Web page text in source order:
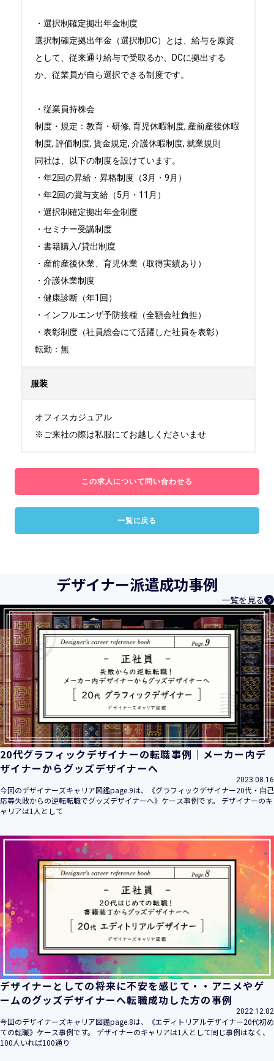
・選択制確定拠出年金制度
選択制確定拠出年金（選択制DC）とは、給与を原資
として、従来通り給与で受取るか、DCに拠出する
か、従業員が自ら選択できる制度です。
・従業員持株会
制度・規定：教育・研修, 育児休暇制度, 産前産後休暇
制度, 評価制度, 賃金規定, 介護休暇制度, 就業規則
同社は、以下の制度を設けています。
・年2回の昇給・昇格制度（3月・9月）
・年2回の賞与支給（5月・11月）
・選択制確定拠出年金制度
・セミナー受講制度
・書籍購入/貸出制度
・産前産後休業、育児休業（取得実績あり）
・介護休業制度
・健康診断（年1回）
・インフルエンザ予防接種（全額会社負担）
・表彰制度（社員総会にて活躍した社員を表彰）
転勤：無
服装
オフィスカジュアル
※ご来社の際は私服にてお越しくださいませ
この求人について問い合わせる
一覧に戻る
デザイナー派遣成功事例
一覧を見る
20代グラフィックデザイナーの転職事例｜メーカー内デ
ザイナーからグッズデザイナーへ
2023.08.16
今回のデザイナーズキャリア図鑑page.9は、《グラフィックデザイナー20代・自己
応募失敗からの逆転転職でグッズデザイナーへ》ケース事例です。 デザイナーのキ
ャリアは1人として
デザイナーとしての将来に不安を感じて・・アニメやゲ
ームのグッズデザイナーへ転職成功した方の事例
2022.12.02
今回のデザイナーズキャリア図鑑page.8は、《エディトリアルデザイナー20代初め
ての転職》ケース事例です。 デザイナーのキャリアは1人として同じ事例はなく、
100人いれば100通り